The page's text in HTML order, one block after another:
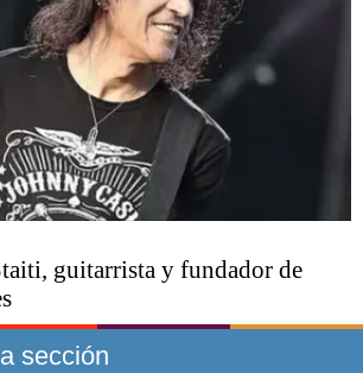
guitarrista y fundador de
sección